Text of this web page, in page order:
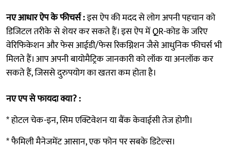
नए आधार ऐप के फीचर्स :इस ऐप की मदद से लोग अपनी पहचान को
डिजिटल तरीके से शेयर कर सकते हैं। इस ऐप में QR-कोड के जरिए
वेरिफिकेशन और फेस आईडी/फेस रिकग्निशन जैसे आधुनिक फीचर्स भी
मिलते हैं। आप अपनी बायोमैट्रिक जानकारी को लॉक या अनलॉक कर
सकते हैं, जिससे दुरुपयोग का खतरा कम होता है।
नए एप से फायदा क्या? :
* होटल चेक-इन, सिम एक्टिवेशन या बैंक केवाईसी तेज होगी।
* फैमिली मैनेजमेंट आसान, एक फोन पर सबके डिटेल्स।